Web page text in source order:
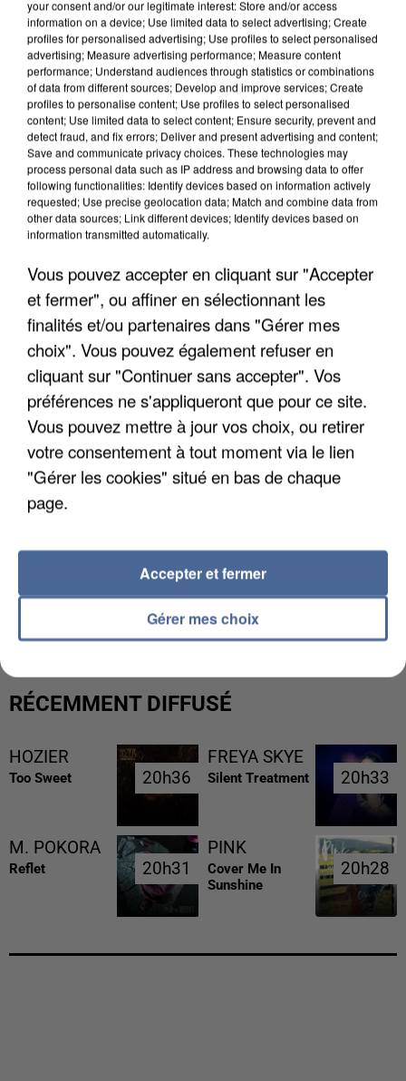
APRÈS TOUTES CES CANICULES, LES REFUGES
L’UN DES FONDATEURS SUPPOSÉS DE LA DZ
RÉCEMMENT DIFFUSÉ
HOZIER
Too Sweet 20h36
20h36
FREYA SKYE
Silent Treatment 20h33
20h33
M. POKORA
Reflet 20h31
20h31
PINK
Cover Me In
Sunshine
20h28
20h28
your consent and/or our legitimate interest: Store and/or access
information on a device; Use limited data to select advertising; Create
profiles for personalised advertising; Use profiles to select personalised
advertising; Measure advertising performance; Measure content
performance; Understand audiences through statistics or combinations
of data from different sources; Develop and improve services; Create
profiles to personalise content; Use profiles to select personalised
content; Use limited data to select content; Ensure security, prevent and
detect fraud, and fix errors; Deliver and present advertising and content;
Save and communicate privacy choices. These technologies may
process personal data such as IP address and browsing data to offer
following functionalities: Identify devices based on information actively
requested; Use precise geolocation data; Match and combine data from
other data sources; Link different devices; Identify devices based on
information transmitted automatically.
Vous pouvez accepter en cliquant sur "Accepter
et fermer", ou affiner en sélectionnant les
finalités et/ou partenaires dans "Gérer mes
choix". Vous pouvez également refuser en
cliquant sur "Continuer sans accepter". Vos
préférences ne s'appliqueront que pour ce site.
Vous pouvez mettre à jour vos choix, ou retirer
votre consentement à tout moment via le lien
"Gérer les cookies" situé en bas de chaque
page.
Gérer mes choix
Accepter et fermer